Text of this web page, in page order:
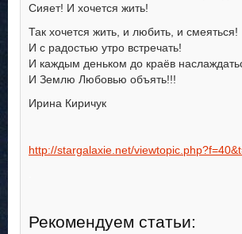
Сияет! И хочется жить!
Так хочется жить, и любить, и смеяться!
И с радостью утро встречать!
И каждым деньком до краёв
И Землю Любовью объять!!!
Ирина Киричук
http://stargalaxie.net/
Рекомендуем статьи: